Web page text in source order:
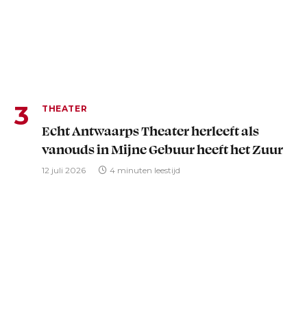
THEATER
Echt Antwaarps Theater herleeft als
vanouds in Mijne Gebuur heeft het Zuur
12 juli 2026 4 minuten leestijd